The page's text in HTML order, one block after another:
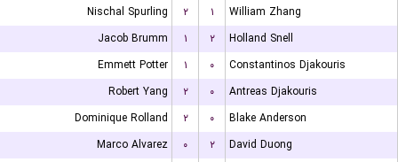
Nischal Spurling ۲ ۱
William Zhang
Jacob Brumm
۱ ۲
Holland Snell
Emmett Potter
۱ ۰
Constantinos Djakouris
Robert Yang
۲ ۰
Antreas Djakouris
Dominique Rolland
۲ ۰
Blake Anderson
Marco Alvarez
۰ ۲
David Duong